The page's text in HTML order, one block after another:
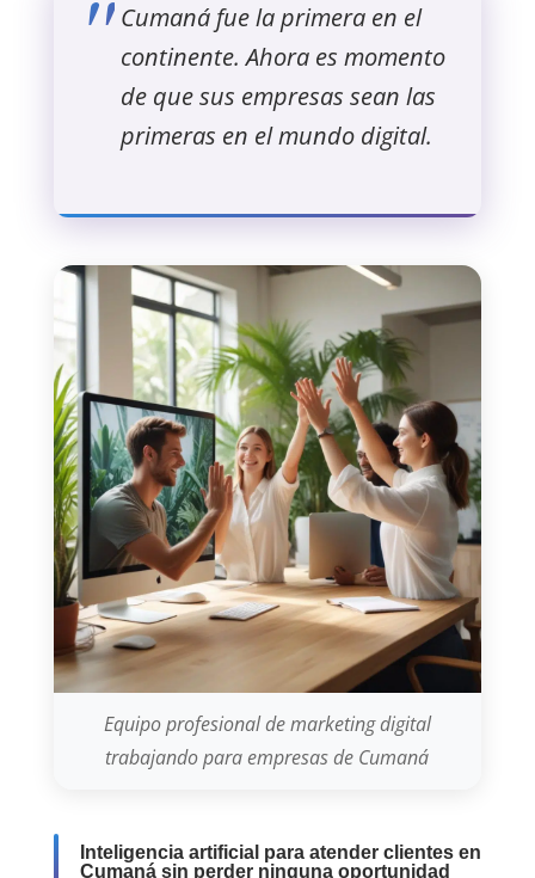
Cumaná fue la primera en el
continente. Ahora es momento
de que sus empresas sean las
primeras en el mundo digital.
Equipo profesional de marketing digital
trabajando para empresas de Cumaná
Inteligencia artificial para atender clientes en
Cumaná sin perder ninguna oportunidad